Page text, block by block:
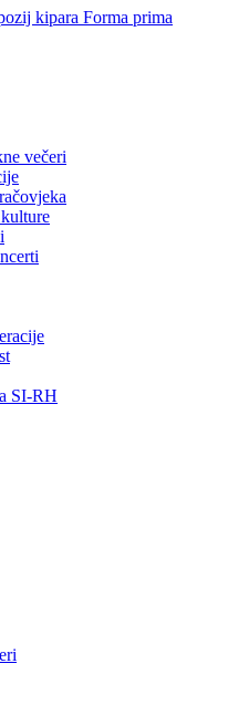
kipara Forma prima
večeri
SI-RH